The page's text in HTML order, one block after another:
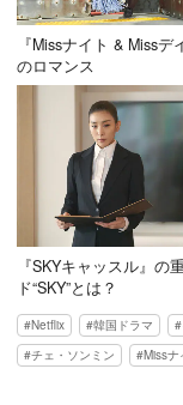
『Missナイト & Missデ
のロマンス
『SKYキャッスル』の
ド“SKY”とは？
Netflix 韓国ドラマ
チェ・ソンミン
Missナ